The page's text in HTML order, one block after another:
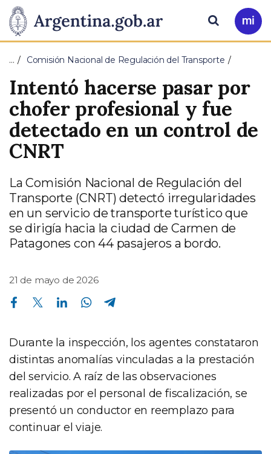
Presidencia
de
la
Nación
Pasar al contenido principal
Ir
a
Buscar
… Comisión Nacional de Regulación del Transporte
Intentó hacerse pasar por
chofer profesional y fue
detectado en un control de
CNRT
La Comisión Nacional de Regulación del
Transporte (CNRT) detectó irregularidades
en un servicio de transporte turístico que
se dirigía hacia la ciudad de Carmen de
Patagones con 44 pasajeros a bordo.
21 de mayo de 2026
Compartir en Facebook Compartir en Twitter Compartir en Linkedin Compartir en Whatsapp
Durante la inspección, los agentes constataron
distintas anomalías vinculadas a la prestación
del servicio. A raíz de las observaciones
realizadas por el personal de fiscalización, se
presentó un conductor en reemplazo para
continuar el viaje.